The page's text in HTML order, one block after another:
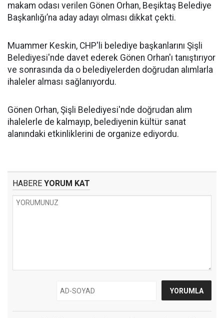
makam odası verilen Gönen Orhan, Beşiktaş Belediye
Başkanlığı’na aday adayı olması dikkat çekti.
Muammer Keskin, CHP'li belediye başkanlarını Şişli
Belediyesi'nde davet ederek Gönen Orhan'ı tanıştırıyor
ve sonrasında da o belediyelerden doğrudan alımlarla
ihaleler alması sağlanıyordu.
Gönen Orhan, Şişli Belediyesi'nde doğrudan alım
ihalelerle de kalmayıp, belediyenin kültür sanat
alanındaki etkinliklerini de organize ediyordu.
HABERE YORUM KAT